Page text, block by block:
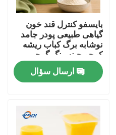
خونه
ویدیو
بایسفو کنترل قند خون
گیاهی طبیعی پودر جامد
نوشابه برگ کباب ریشه
کوجو جینسینگ گوجی
بیری دانه کاسیا برای
حمایت از قند خون سالم
ارسال سؤال